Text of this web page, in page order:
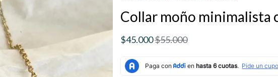
Collar moño minimalista
$45.000$55.000